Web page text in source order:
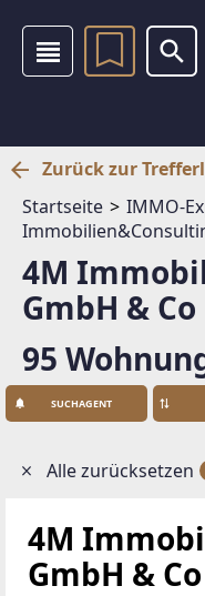
Zurück zur
Startseite
IMMO-
4M
GmbH &
95
SUCHAGENT
Alle zurücksetzen
4M
GmbH & Co